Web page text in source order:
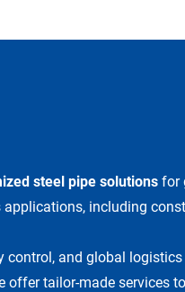
steel pipe solutionsfor
including
and global
offer tailor-made services